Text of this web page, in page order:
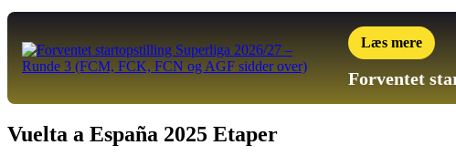
Læs mere
Forventet
Vuelta a España 2025 Etaper